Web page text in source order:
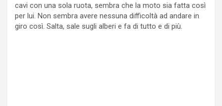
cavi con una sola ruota, sembra che la moto sia fatta così
per lui. Non sembra avere nessuna difficoltà ad andare in
giro così. Salta, sale sugli alberi e fa di tutto e di più.